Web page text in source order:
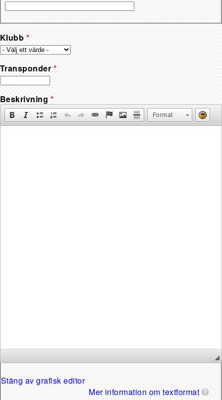
Klubb *
Transponder *
Beskrivning *
Format
Stäng av grafisk editor
Mer information om textformat